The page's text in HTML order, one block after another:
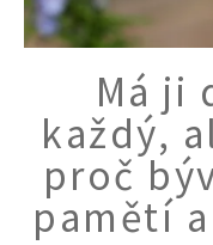
Má ji
každý,
proč
pamětí